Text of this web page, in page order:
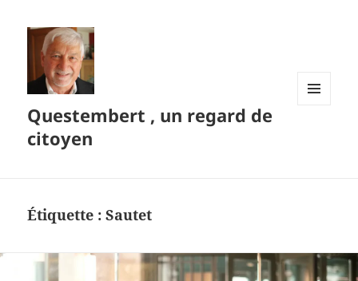
Questembert , un regard de
citoyen
Étiquette :Sautet